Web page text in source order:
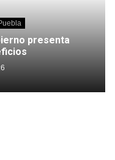
presenta